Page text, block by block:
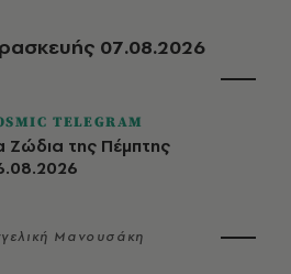
07.08.2026
TELEGRAM
Ζώδια της Πέμπτης
Μανουσάκη